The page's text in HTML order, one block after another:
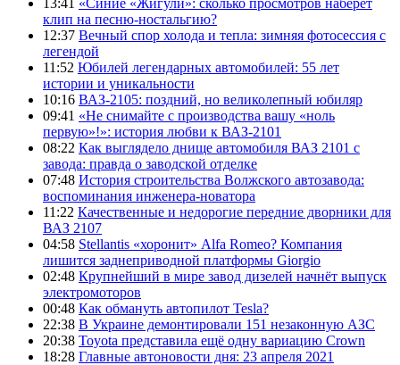
13:41 «Синие «Жигули»: сколько просмотров наберёт
клип на песню-ностальгию?
12:37 Вечный спор холода и тепла: зимняя фотосессия с
легендой
11:52 Юбилей легендарных автомобилей: 55 лет
истории и уникальности
10:16 ВАЗ-2105: поздний, но великолепный юбиляр
09:41 «Не снимайте с производства вашу «ноль
первую»!»: история любви к ВАЗ-2101
08:22 Как выглядело днище автомобиля ВАЗ 2101 с
завода: правда о заводской отделке
07:48 История строительства Волжского автозавода:
воспоминания инженера-новатора
11:22 Качественные и недорогие передние дворники для
ВАЗ 2107
04:58 Stellantis «хоронит» Alfa Romeo? Компания
лишится заднеприводной платформы Giorgio
02:48 Крупнейший в мире завод дизелей начнёт выпуск
электромоторов
00:48 Как обмануть автопилот Tesla?
22:38 В Украине демонтировали 151 незаконную АЗС
20:38 Toyota представила ещё одну вариацию Crown
18:28 Главные автоновости дня: 23 апреля 2021